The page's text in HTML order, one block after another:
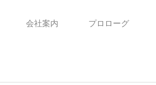
会社案内 プロローグ